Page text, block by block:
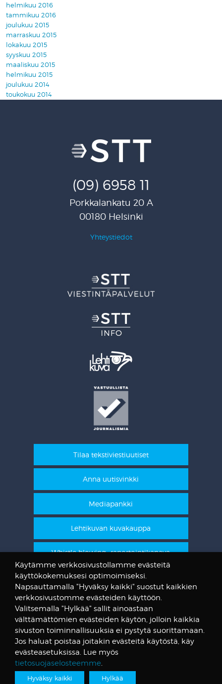
helmikuu 2016
tammikuu 2016
joulukuu 2015
marraskuu 2015
lokakuu 2015
syyskuu 2015
maaliskuu 2015
helmikuu 2015
joulukuu 2014
toukokuu 2014
(09) 6958 11
Porkkalankatu 20 A
00180 Helsinki
Yhteystiedot
Tilaa tekstiviestiuutiset
Anna uutisvinkki
Mediapankki
Lehtikuvan kuvakauppa
Whistle blowing -raportointikanava
STT Info
Lehtikuvan vanhat kuvat
@STTuutiset
@STTinfo
@STTViestintap
Käytämme verkkosivustollamme evästeitä
käyttökokemuksesi optimoimiseksi.
Napsauttamalla "Hyväksy kaikki" suostut kaikkien
verkkosivustomme evästeiden käyttöön.
Valitsemalla "Hylkää" sallit ainoastaan
välttämättömien evästeiden käytön, jolloin kaikkia
sivuston toiminnallisuuksia ei pystytä suorittamaan.
Jos haluat poistaa joitakin evästeitä käytöstä, käy
evästeasetuksissa. Lue myös
tietosuojaselosteemme.
Hyväksy kaikki Hylkää